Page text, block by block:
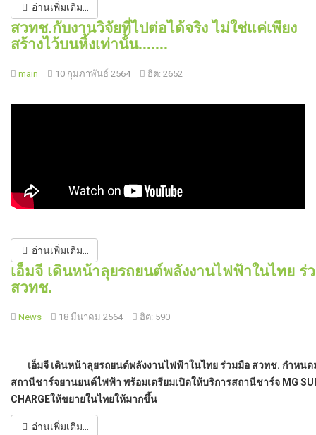
อ่านเพิ่มเติม...
สวทช.กับงานวิจัยที่ไปต่อได้จริง ไม่ใช่แค่เพียง
สร้างไว้บนหิ้งเท่านั้น.......
main 10 กุมภาพันธ์ 2564 ฮิต: 2652
อ่านเพิ่มเติม...
เอ็มจี เดินหน้าลุยรถยนต์พลังงานไฟฟ้าในไทย ร่
สวทช.
News 18 มีนาคม 2564 ฮิต: 590
เอ็มจี เดินหน้าลุยรถยนต์พลังงานไฟฟ้าในไทยร่วมมือ สวทช. กำหนด
สถานีชาร์จยานยนต์ไฟฟ้า พร้อมเตรียมเปิดให้บริการสถานีชาร์จ MG
CHARGEให้ขยายในไทยให้มากขึ้น
อ่านเพิ่มเติม...